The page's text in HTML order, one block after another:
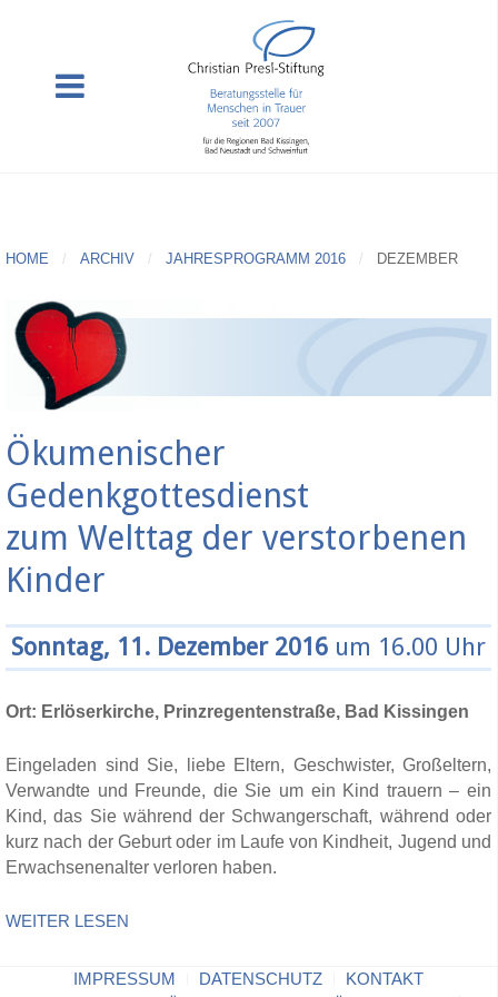
HOME ARCHIV JAHRESPROGRAMM 2016 DEZEMBER
Ökumenischer
Gedenkgottesdienst
zum Welttag der verstorbenen
Kinder
Sonntag, 11. Dezember 2016 um 16.00 Uhr
Ort: Erlöserkirche, Prinzregentenstraße, Bad Kissingen
Eingeladen sind Sie, liebe Eltern, Geschwister, Großeltern,
Verwandte und Freunde, die Sie um ein Kind trauern – ein
Kind, das Sie während der Schwangerschaft, während oder
kurz nach der Geburt oder im Laufe von Kindheit, Jugend und
Erwachsenenalter verloren haben.
WEITER LESEN
IMPRESSUM DATENSCHUTZ
KONTAKT